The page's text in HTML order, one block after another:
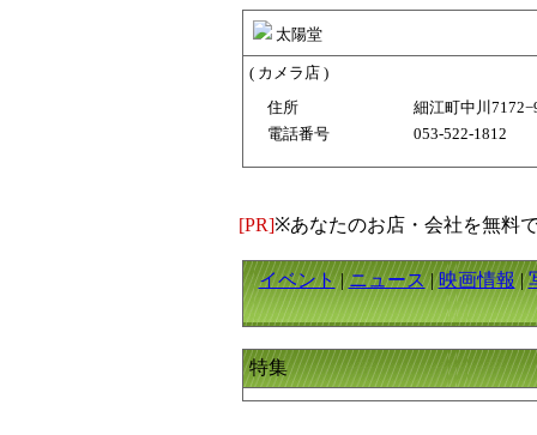
太陽堂
( カメラ店 )
住所
細江町中川
電話番号
053-522-1812
[PR]※あなたのお店・会社を無料
イベント|ニュース|映画情報|
特集